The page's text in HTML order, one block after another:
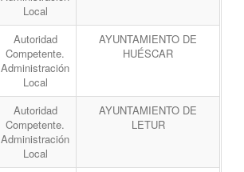
Local
Autoridad
Competente.
Administración
Local
AYUNTAMIENTO DE
HUÉSCAR
Autoridad
Competente.
Administración
Local
AYUNTAMIENTO DE
LETUR